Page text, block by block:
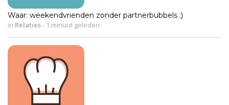
Waar: weekendvrienden zonder partnerbubbels ;)
in Relaties- 1 minuut geleden